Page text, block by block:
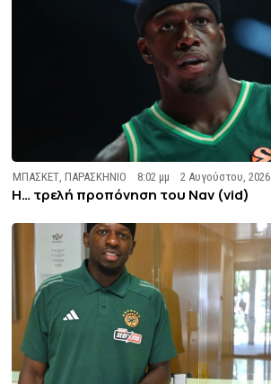
ΜΠΑΣΚΕΤ,ΠΑΡΑΣΚΗΝΙΟ 8:02 μμ 2 Αυγούστου, 2026
Η… τρελή προπόνηση του Ναν (vid)